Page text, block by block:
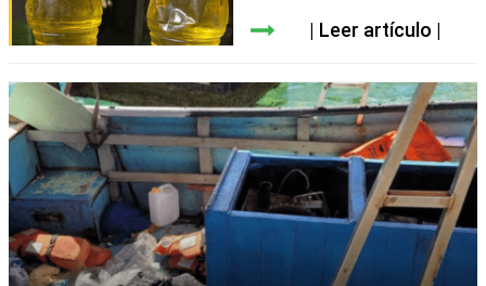
Leer artículo